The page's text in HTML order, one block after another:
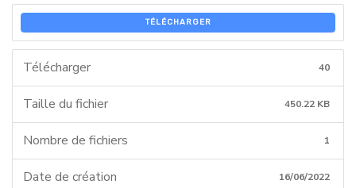
TÉLÉCHARGER
Télécharger 40
Taille du fichier 450.22 KB
Nombre de fichiers 1
Date de création 16/06/2022